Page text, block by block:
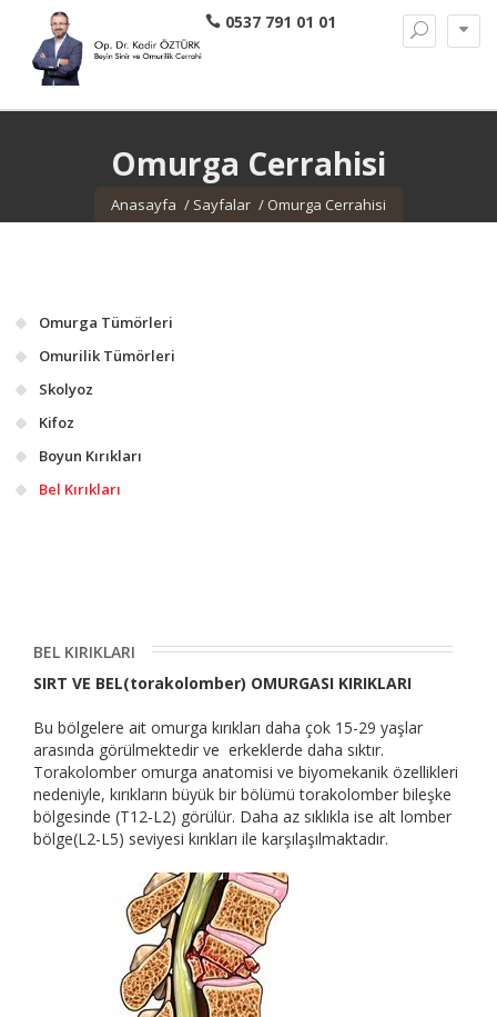
0537 791 01 01
Omurga Cerrahisi
Anasayfa Sayfalar Omurga Cerrahisi
Omurga Tümörleri
Omurilik Tümörleri
Skolyoz
Kifoz
Boyun Kırıkları
Bel Kırıkları
BEL KIRIKLARI
SIRT VE BEL(torakolomber) OMURGASI KIRIKLARI
Bu bölgelere ait omurga kırıkları daha çok 15-29 yaşlar
arasında görülmektedir ve erkeklerde daha sıktır.
Torakolomber omurga anatomisi ve biyomekanik özellikleri
nedeniyle, kırıkların büyük bir bölümü torakolomber bileşke
bölgesinde (T12-L2) görülür. Daha az sıklıkla ise alt lomber
bölge(L2-L5) seviyesi kırıkları ile karşılaşılmaktadır.